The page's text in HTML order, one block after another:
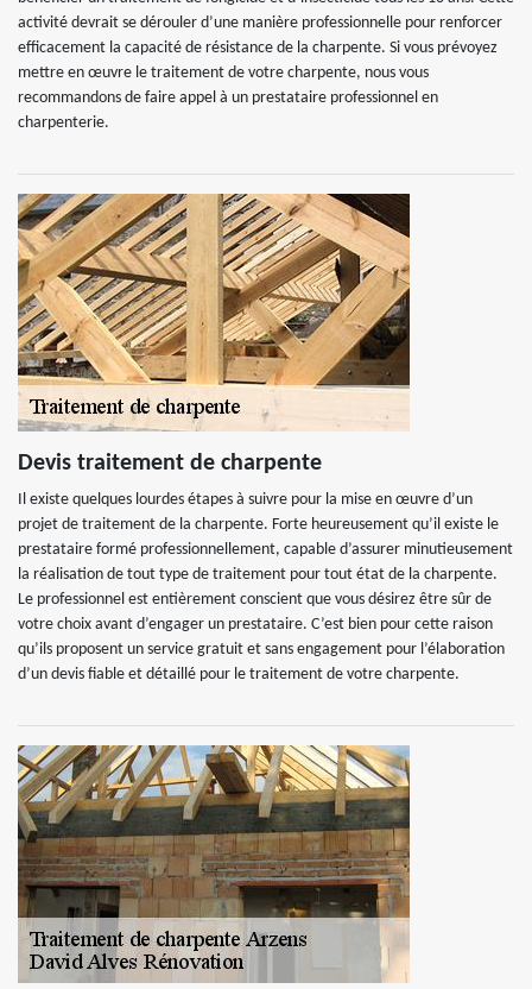
activité devrait se dérouler d’une manière professionnelle pour renforcer
efficacement la capacité de résistance de la charpente. Si vous prévoyez
mettre en œuvre le traitement de votre charpente, nous vous
recommandons de faire appel à un prestataire professionnel en
charpenterie.
Devis traitement de charpente
Il existe quelques lourdes étapes à suivre pour la mise en œuvre d’un
projet de traitement de la charpente. Forte heureusement qu’il existe le
prestataire formé professionnellement, capable d’assurer minutieusement
la réalisation de tout type de traitement pour tout état de la charpente.
Le professionnel est entièrement conscient que vous désirez être sûr de
votre choix avant d’engager un prestataire. C’est bien pour cette raison
qu’ils proposent un service gratuit et sans engagement pour l’élaboration
d’un devis fiable et détaillé pour le traitement de votre charpente.